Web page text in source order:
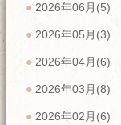
2026年06月(5)
2026年05月(3)
2026年04月(6)
2026年03月(8)
2026年02月(6)